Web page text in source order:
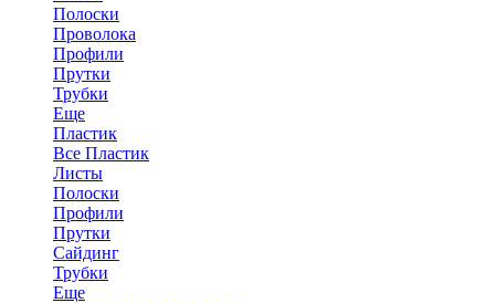
Полоски
Проволока
Профили
Прутки
Трубки
Еще
Пластик
Все Пластик
Листы
Полоски
Профили
Прутки
Сайдинг
Трубки
Еще